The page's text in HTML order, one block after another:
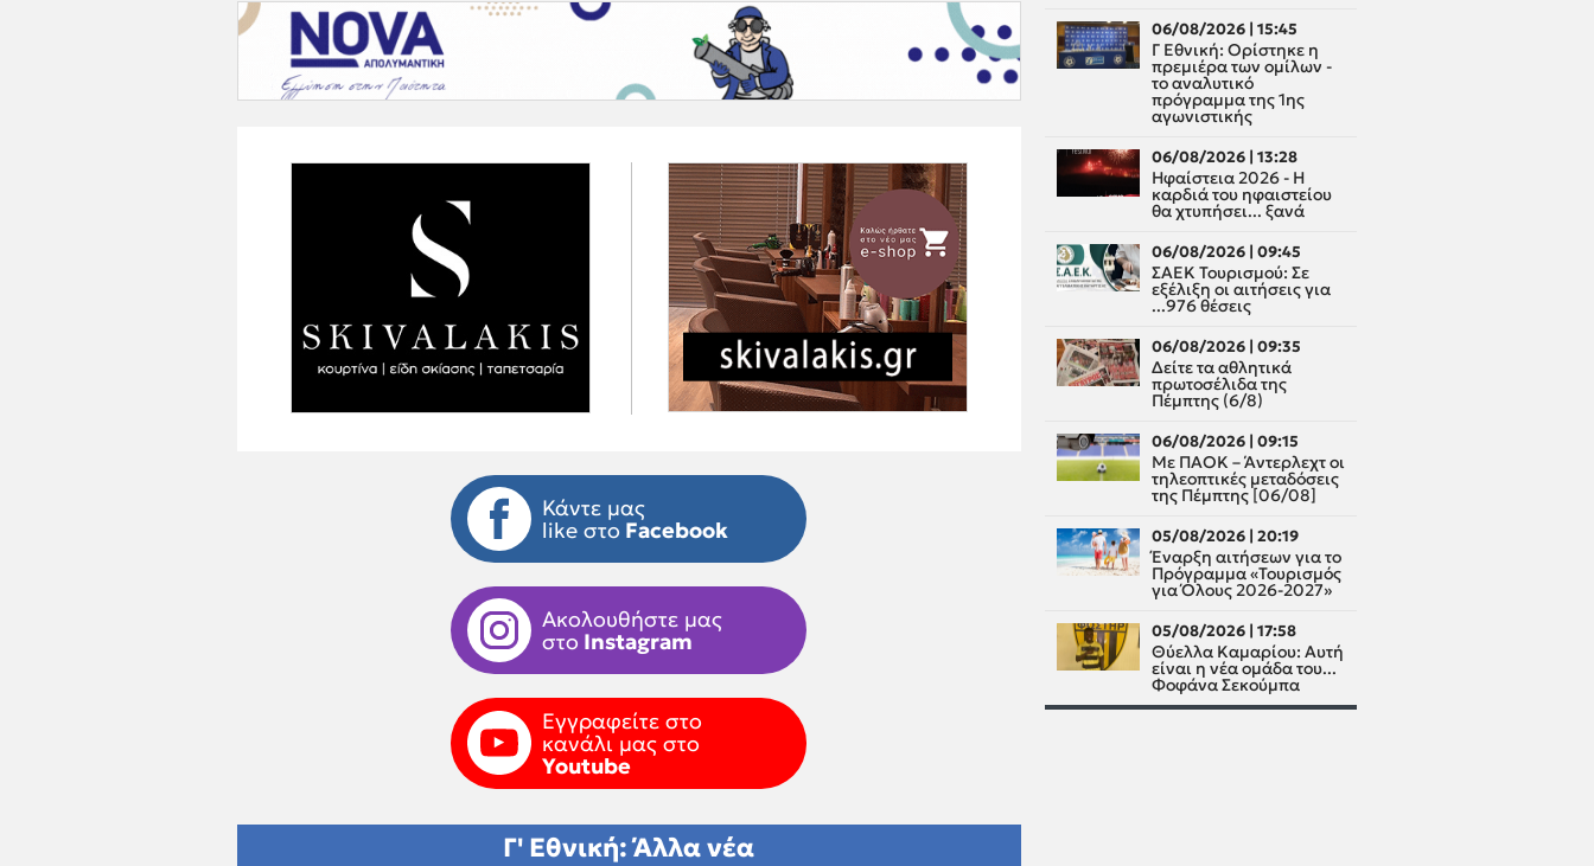
Κάντε μας
like στο Facebook
Ακολουθήστε μας
στο Instagram
Εγγραφείτε στο
κανάλι μας στο
Youtube
Γ' Εθνική: Άλλα νέα
06/08/2026 | 15:45
Γ Εθνική: Ορίστηκε η
πρεμιέρα των ομίλων -
το αναλυτικό
πρόγραμμα της 1ης
αγωνιστικής
06/08/2026 | 13:28
Ηφαίστεια 2026 - Η
καρδιά του ηφαιστείου
θα χτυπήσει... ξανά
06/08/2026 | 09:45
ΣΑΕΚ Τουρισμού: Σε
εξέλιξη οι αιτήσεις για
...976 θέσεις
06/08/2026 | 09:35
Δείτε τα αθλητικά
πρωτοσέλιδα της
Πέμπτης (6/8)
06/08/2026 | 09:15
Με ΠΑΟΚ – Άντερλεχτ οι
τηλεοπτικές μεταδόσεις
της Πέμπτης [06/08]
05/08/2026 | 20:19
Έναρξη αιτήσεων για το
Πρόγραμμα «Τουρισμός
για Όλους 2026-2027»
05/08/2026 | 17:58
Θύελλα Καμαρίου: Αυτή
είναι η νέα ομάδα του...
Φοφάνα Σεκούμπα